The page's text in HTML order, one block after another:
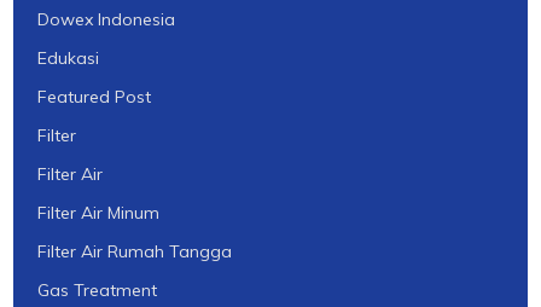
Dowex Indonesia
Edukasi
Featured Post
Filter
Filter Air
Filter Air Minum
Filter Air Rumah Tangga
Gas Treatment